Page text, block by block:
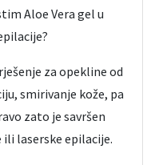
Aloe Vera gel u
za opekline od
smirivanje kože, pa
zato je savršen
ili laserske epilacije.